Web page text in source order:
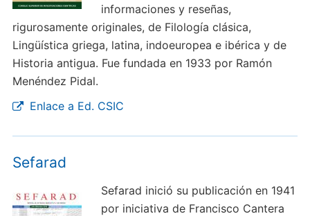
informaciones y reseñas,
rigurosamente originales, de Filología clásica,
Lingüística griega, latina, indoeuropea e ibérica y de
Historia antigua. Fue fundada en 1933 por Ramón
Menéndez Pidal.
Enlace a Ed. CSIC
Sefarad
Sefarad inició su publicación en 1941
por iniciativa de Francisco Cantera